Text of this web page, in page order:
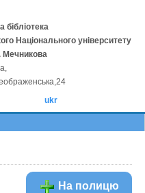
бібліотека
Національного університету
Мечникова
ukr
На полицю